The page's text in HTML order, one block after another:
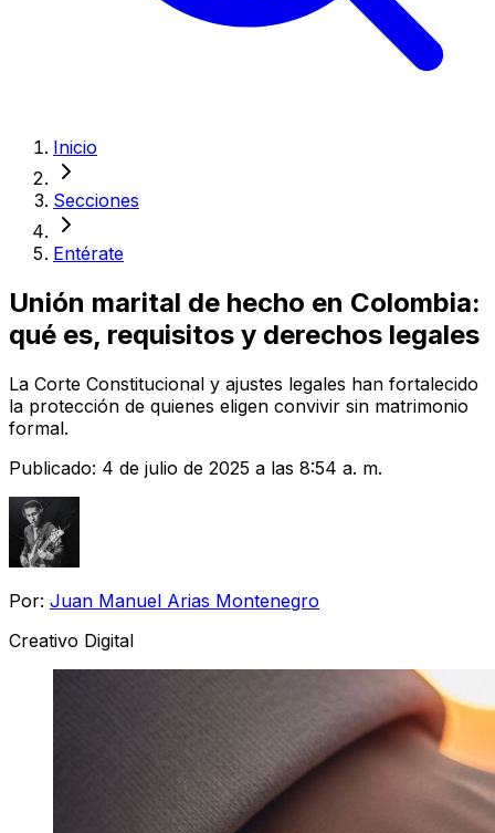
Inicio
Secciones
Entérate
Unión marital de hecho en Colombia:
qué es, requisitos y derechos legales
La Corte Constitucional y ajustes legales han fortalecido
la protección de quienes eligen convivir sin matrimonio
formal.
Publicado: 4 de julio de 2025 a las 8:54 a. m.
Por: Juan Manuel Arias Montenegro
Creativo Digital